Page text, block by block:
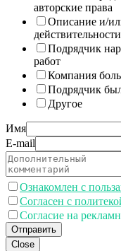
авторские права
Описание и/
действительности
Подрядчик
работ
Компания
Подрядчик
Другое
Имя
E-mail
Ознакомлен с
Согласен с
Согласие на
Отправить
Close